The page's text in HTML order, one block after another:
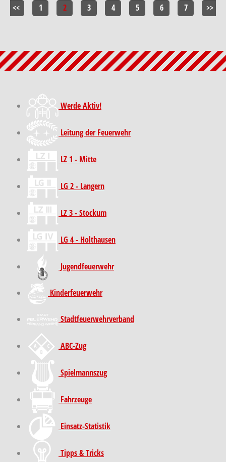
<< 1 2 3 4 5 6 7 >>
Werde Aktiv!
Leitung der Feuerwehr
LZ 1 - Mitte
LG 2 - Langern
LZ 3 - Stockum
LG 4 - Holthausen
Jugendfeuerwehr
Kinder­feuer­wehr
Stadt­feuer­wehr­verband
ABC-Zug
Spielmannszug
Fahrzeuge
Einsatz-Statistik
Tipps & Tricks